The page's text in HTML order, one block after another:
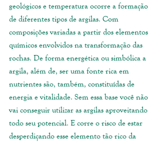
geológicos e temperatura ocorre a formação
de diferentes tipos de argilas. Com
composições variadas a partir dos elementos
químicos envolvidos na transformação das
rochas. De forma energética ou simbólica a
argila, além de, ser uma fonte rica em
nutrientes são, também, constituídas de
energia e vitalidade. Sem essa base você não
vai conseguir utilizar as argilas aproveitando
todo seu potencial. E corre o risco de estar
desperdiçando esse elemento tão rico da